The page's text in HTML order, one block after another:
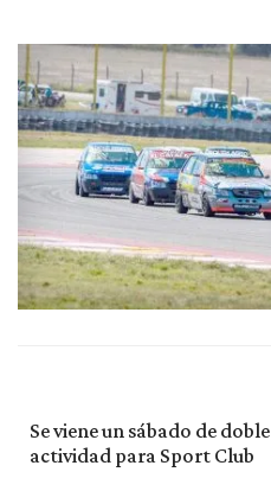
Se viene un sábado de doble
actividad para Sport Club